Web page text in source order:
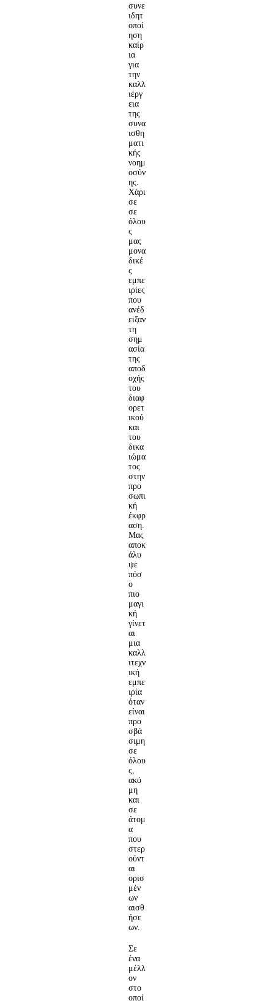
συνε
ιδητ
οποί
ηση
καίρ
ια
για
την
καλλ
ιέργ
εια
της
συνα
ισθη
ματι
κής
νοημ
οσύν
ης.
Χάρι
σε
σε
όλου
ς
μας
μονα
δικέ
ς
εμπε
ιρίες
που
ανέδ
ειξαν
τη
σημ
ασία
της
αποδ
οχής
του
διαφ
ορετ
ικού
και
του
δικα
ιώμα
τος
στην
προ
σωπι
κή
έκφρ
αση.
Μας
αποκ
άλυ
ψε
πόσ
ο
πιο
μαγι
κή
γίνετ
αι
μια
καλλ
ιτεχν
ική
εμπε
ιρία
όταν
είναι
προ
σβά
σιμη
σε
όλου
ς,
ακό
μη
και
σε
άτομ
α
που
στερ
ούντ
αι
ορισ
μέν
ων
αισθ
ήσε
ων.
Σε
ένα
μέλλ
ον
στο
οποί